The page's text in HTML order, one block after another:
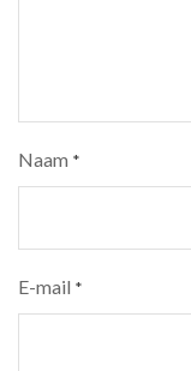
Naam *
E-mail *